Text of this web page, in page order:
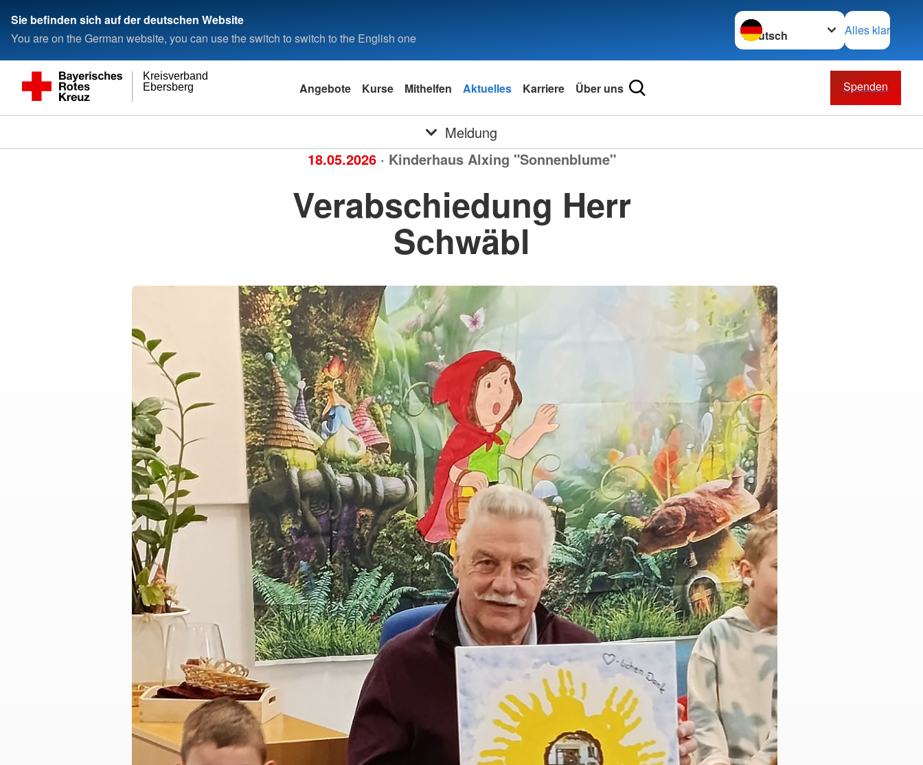
Sie befinden sich auf der deutschen Website
You are on the German website, you can use the switch to switch to the English one
Sprache wechseln zu
Alles klar
Ebersberg
Kreisverband
Angebote Kurse Mithelfen Aktuelles Karriere Über uns Spenden
Meldung
18.05.2026 · Kinderhaus Alxing "Sonnenblume"
Verabschiedung Herr
Schwäbl